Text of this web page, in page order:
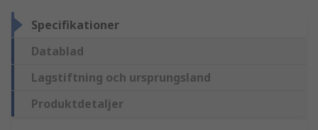
Specifikationer
Datablad
Lagstiftning och ursprungsland
Produktdetaljer